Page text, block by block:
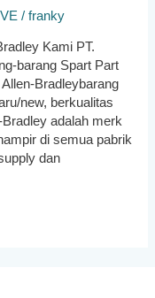
/franky
Kami PT.
barang Spart Part
Bradleybarang
new, berkualitas
adalah merk
di semua pabrik
dan